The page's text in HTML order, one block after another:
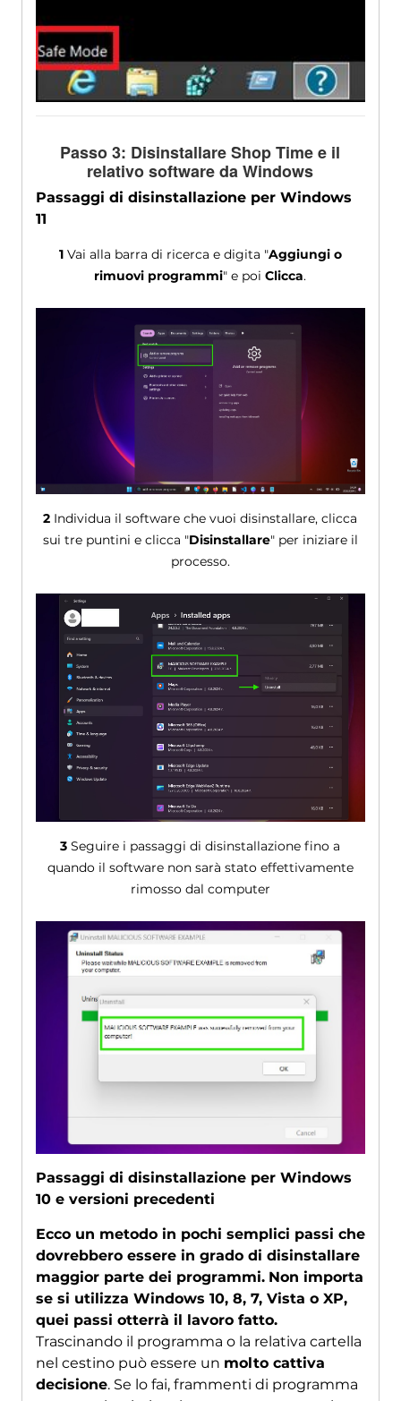
Passo 3: Disinstallare Shop Time e il
relativo software da Windows
Passaggi di disinstallazione per Windows
11
1Vai alla barra di ricerca e digita "Aggiungi o
rimuovi programmi" e poiClicca.
2 Individua il software che vuoi disinstallare, clicca
sui tre puntini e clicca "Disinstallare" per iniziare il
processo.
3 Seguire i passaggi di disinstallazione fino a
quando il software non sarà stato effettivamente
rimosso dal computer
Passaggi di disinstallazione per Windows
10 e versioni precedenti
Ecco un metodo in pochi semplici passi che
dovrebbero essere in grado di disinstallare
maggior parte dei programmi. Non importa
se si utilizza Windows 10, 8, 7, Vista o XP,
quei passi otterrà il lavoro fatto.
Trascinando il programma o la relativa cartella
nel cestino può essere un molto cattiva
decisione. Se lo fai, frammenti di programma